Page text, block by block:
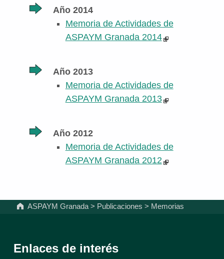
Año 2014
Memoria de Actividades de
ASPAYM Granada 2014
Año 2013
Memoria de Actividades de
ASPAYM Granada 2013
Año 2012
Memoria de Actividades de
ASPAYM Granada 2012
ASPAYM Granada> Publicaciones > Memorias
Enlaces de interés